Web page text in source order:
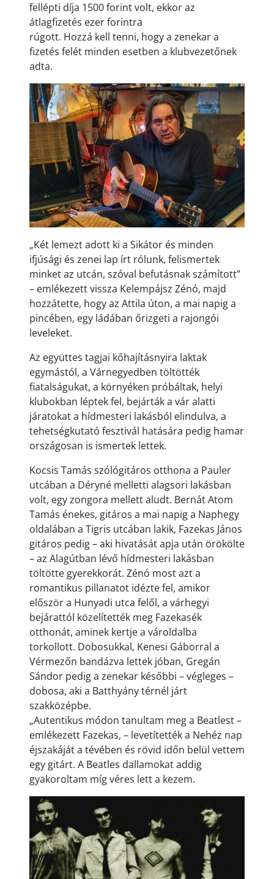
fellépti díja 1500 forint volt, ekkor az
átlagfizetés ezer forintra
rúgott. Hozzá kell tenni, hogy a zenekar a
fizetés felét minden esetben a klubvezetőnek
adta.
„Két lemezt adott ki a Sikátor és minden
ifjúsági és zenei lap írt rólunk, felismertek
minket az utcán, szóval befutásnak számított”
– emlékezett vissza Kelempájsz Zénó, majd
hozzátette, hogy az Attila úton, a mai napig a
pincében, egy ládában őrizgeti a rajongói
leveleket.
Az együttes tagjai kőhajításnyira laktak
egymástól, a Várnegyedben töltötték
fiatalságukat, a környéken próbáltak, helyi
klubokban léptek fel, bejárták a vár alatti
járatokat a hídmesteri lakásból elindulva, a
tehetségkutató fesztivál hatására pedig hamar
országosan is ismertek lettek.
Kocsis Tamás szólógitáros otthona a Pauler
utcában a Déryné melletti alagsori lakásban
volt, egy zongora mellett aludt. Bernát Atom
Tamás énekes, gitáros a mai napig a Naphegy
oldalában a Tigris utcában lakik, Fazekas János
gitáros pedig – aki hivatását apja után örökölte
– az Alagútban lévő hídmesteri lakásban
töltötte gyerekkorát. Zénó most azt a
romantikus pillanatot idézte fel, amikor
először a Hunyadi utca felől, a várhegyi
bejárattól közelítették meg Fazekasék
otthonát, aminek kertje a vároldalba
torkollott. Dobosukkal, Kenesi Gáborral a
Vérmezőn bandázva lettek jóban, Gregán
Sándor pedig a zenekar későbbi – végleges –
dobosa, aki a Batthyány térnél járt
szakközépbe.
„Autentikus módon tanultam meg a Beatlest –
emlékezett Fazekas, – levetítették a Nehéz nap
éjszakáját a tévében és rövid időn belül vettem
egy gitárt. A Beatles dallamokat addig
gyakoroltam míg véres lett a kezem.